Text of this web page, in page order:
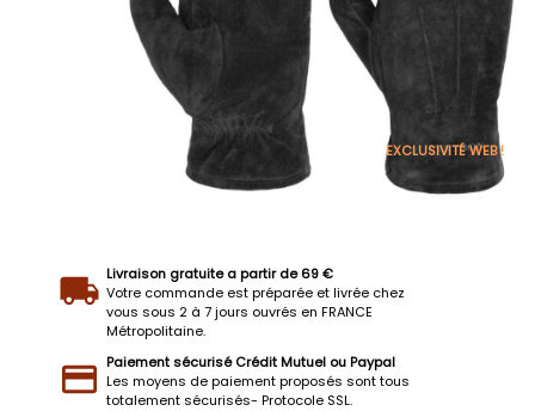
EXCLUSIVITÉ WEB !
Livraison gratuite a partir de 69 €
Votre commande est préparée et livrée chez
vous sous 2 à 7 jours ouvrés en FRANCE
Métropolitaine.
Paiement sécurisé Crédit Mutuel ou Paypal
Les moyens de paiement proposés sont tous
totalement sécurisés- Protocole SSL.